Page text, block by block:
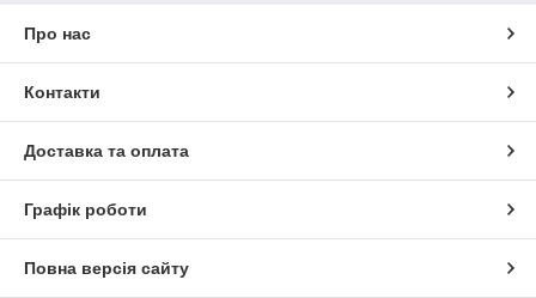
Про нас
Контакти
Доставка та оплата
Графік роботи
Повна версія сайту